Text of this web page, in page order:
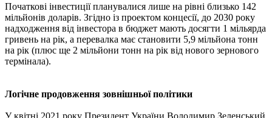
Початкові інвестиції планувалися лише на рівні близько 142
мільйонів доларів. Згідно із проектом концесії, до 2030 року
надходження від інвестора в бюджет мають досягти 1 мільярда
гривень на рік, а перевалка має становити 5,9 мільйона тонн
на рік (плюс ще 2 мільйони тонн на рік від нового зернового
термінала).
Логічне продовження зовнішньої політики
У квітні 2021 року Президент України Володимир Зеленський